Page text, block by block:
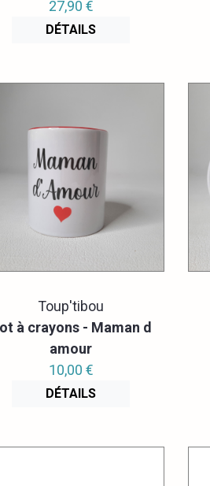
27,90 €
DÉTAILS
Toup'tibou
à crayons - Maman d
amour
10,00 €
DÉTAILS